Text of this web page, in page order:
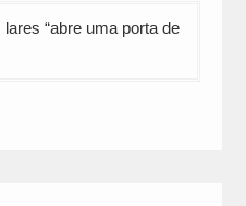
“abre uma porta de